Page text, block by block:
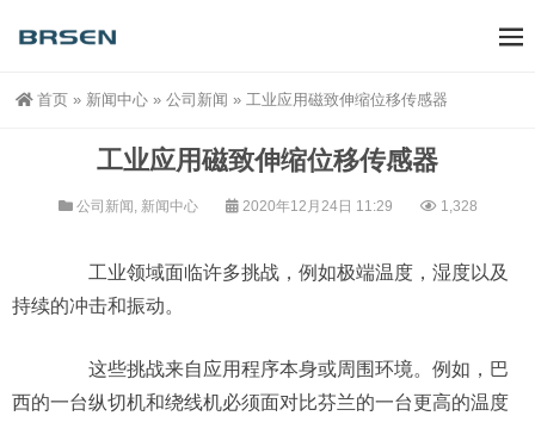
首页 » 新闻中心 » 公司新闻 » 工业应用磁致伸缩位移传感器
工业应用磁致伸缩位移传感器
公司新闻 , 新闻中心 2020年12月24日 11:29 1,328
工业领域面临许多挑战，例如极端温度，湿度以及
持续的冲击和振动。
这些挑战来自应用程序本身或周围环境。例如，巴
西的一台纵切机和绕线机必须面对比芬兰的一台更高的温度